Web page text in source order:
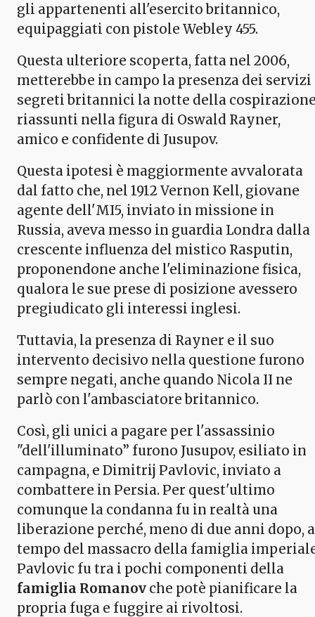
gli appartenenti all'esercito britannico,
equipaggiati con pistole Webley 455.
Questa ulteriore scoperta, fatta nel 2006,
metterebbe in campo la presenza dei servizi
segreti britannici la notte della
riassunti nella figura di Oswald Rayner,
amico e confidente di Jusupov.
Questa ipotesi è maggiormente avvalorata
dal fatto che, nel 1912 Vernon Kell, giovane
agente dell'MI5, inviato in missione in
Russia, aveva messo in guardia Londra dalla
crescente influenza del mistico Rasputin,
proponendone anche l'eliminazione fisica,
qualora le sue prese di posizione avessero
pregiudicato gli interessi inglesi.
Tuttavia, la presenza di Rayner e il suo
intervento decisivo nella questione furono
sempre negati, anche quando Nicola II ne
parlò con l'ambasciatore britannico.
Così, gli unici a pagare per l'assassinio
"dell'illuminato” furono Jusupov, esiliato in
campagna, e Dimitrij Pavlovic, inviato a
combattere in Persia. Per quest'ultimo
comunque la condanna fu in realtà una
liberazione perché, meno di due anni dopo,
tempo del massacro della famiglia
Pavlovic fu tra i pochi componenti della
famiglia Romanov che potè pianificare la
propria fuga e fuggire ai rivoltosi.